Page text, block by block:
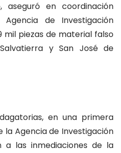
aseguró en coordinación
de Investigación
mil piezas de material falso
y San José de
en una primera
la Agencia de Investigación
a las inmediaciones de la